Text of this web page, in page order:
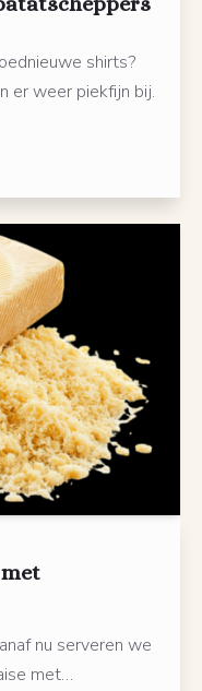
shirts?
er weer piekfijn bij.
nu serveren we
met…